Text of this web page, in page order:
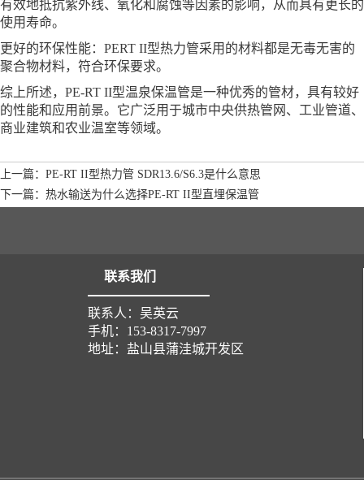
有效地抵抗紫外线、氧化和腐蚀等因素的影响，从而具有更长的
使用寿命。
更好的环保性能：PERT II型热力管采用的材料都是无毒无害的
聚合物材料，符合环保要求。
综上所述，PE-RT II型温泉保温管是一种优秀的管材，具有较好
的性能和应用前景。它广泛用于城市中央供热管网、工业管道、
商业建筑和农业温室等领域。
上一篇：PE-RT II型热力管 SDR13.6/S6.3是什么意思
下一篇：热水输送为什么选择PE-RT II型直埋保温管
联系我们
联系人：吴英云
手机：153-8317-7997
地址：盐山县蒲洼城开发区